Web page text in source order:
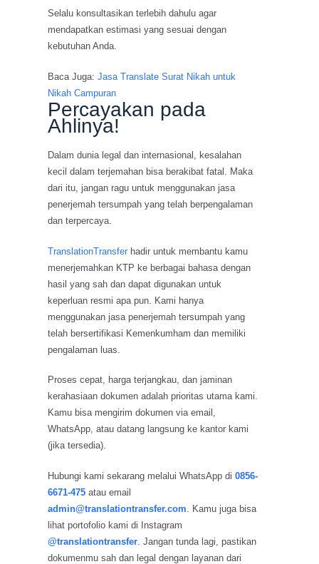
Selalu konsultasikan terlebih dahulu agar
mendapatkan estimasi yang sesuai dengan
kebutuhan Anda.
Baca Juga:Jasa Translate Surat Nikah untuk
Nikah Campuran
Percayakan pada
Ahlinya!
Dalam dunia legal dan internasional, kesalahan
kecil dalam terjemahan bisa berakibat fatal. Maka
dari itu, jangan ragu untuk menggunakan jasa
penerjemah tersumpah yang telah berpengalaman
dan terpercaya.
TranslationTransfer hadir untuk membantu kamu
menerjemahkan KTP ke berbagai bahasa dengan
hasil yang sah dan dapat digunakan untuk
keperluan resmi apa pun. Kami hanya
menggunakan jasa penerjemah tersumpah yang
telah bersertifikasi Kemenkumham dan memiliki
pengalaman luas.
Proses cepat, harga terjangkau, dan jaminan
kerahasiaan dokumen adalah prioritas utama kami.
Kamu bisa mengirim dokumen via email,
WhatsApp, atau datang langsung ke kantor kami
(jika tersedia).
Hubungi kami sekarang melalui WhatsApp di0856-
6671-475 atau email
admin@translationtransfer.com . Kamu juga bisa
lihat portofolio kami di Instagram
@translationtransfer . Jangan tunda lagi, pastikan
dokumenmu sah dan legal dengan layanan dari